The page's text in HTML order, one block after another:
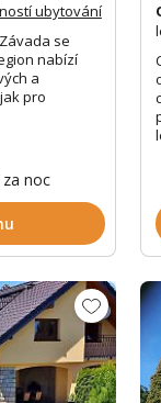
ubytování
se
nabízí
a
pro
noc